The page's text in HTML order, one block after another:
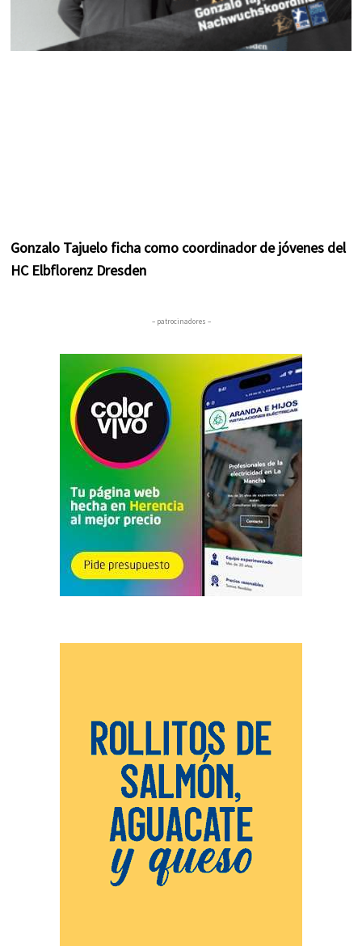
Gonzalo Tajuelo ficha como coordinador de jóvenes del
HC Elbflorenz Dresden
– patrocinadores –